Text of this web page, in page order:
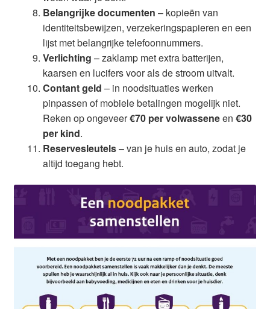
Belangrijke documenten – kopieën van
identiteitsbewijzen, verzekeringspapieren en een
lijst met belangrijke telefoonnummers.
Verlichting – zaklamp met extra batterijen,
kaarsen en lucifers voor als de stroom uitvalt.
Contant geld – in noodsituaties werken
pinpassen of mobiele betalingen mogelijk niet.
Reken op ongeveer€70 per volwasseneen €30
per kind.
Reservesleutels– van je huis en auto, zodat je
altijd toegang hebt.